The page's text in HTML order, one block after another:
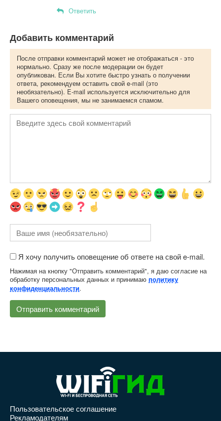
Ответить
Добавить комментарий
После отправки комментарий может не отображаться - это
нормально. Сразу же после модерации он будет
опубликован. Если Вы хотите быстро узнать о получении
ответа, рекомендуем оставить свой e-mail (это
необязательно). E-mail используется исключительно для
Вашего оповещения, мы не занимаемся спамом.
Я хочу получить оповещение об ответе на свой e-mail.
Нажимая на кнопку "Отправить комментарий", я даю согласие на
обработку персональных данных и принимаю политику
конфиденциальности.
Пользовательское соглашение
Рекламодателям